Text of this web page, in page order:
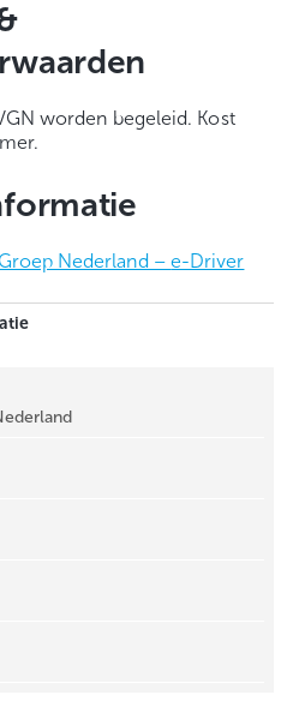
worden begeleid. Kost
Nederland –e-Driver